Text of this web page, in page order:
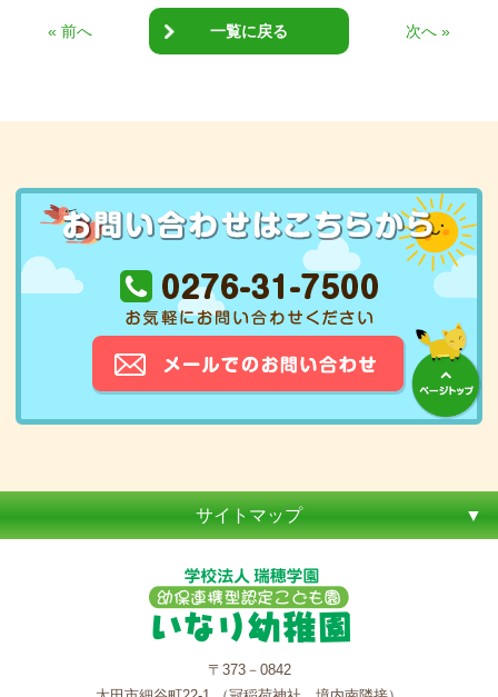
« 前へ 一覧に戻る 次へ »
サイトマップ
〒373－0842